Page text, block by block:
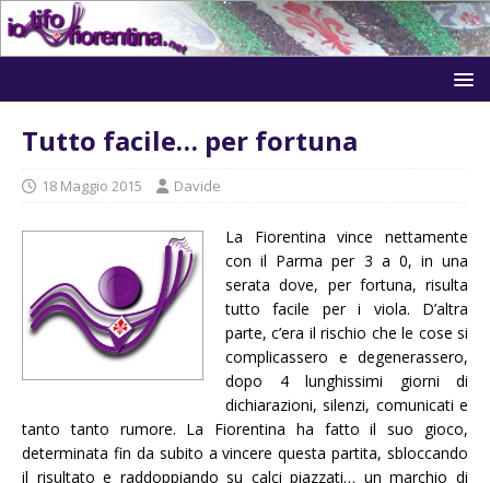
Tutto facile… per fortuna
18 Maggio 2015 Davide
La Fiorentina vince nettamente
con il Parma per 3 a 0, in una
serata dove, per fortuna, risulta
tutto facile per i viola. D’altra
parte, c’era il rischio che le cose si
complicassero e degenerassero,
dopo 4 lunghissimi giorni di
dichiarazioni, silenzi, comunicati e
tanto tanto rumore. La Fiorentina ha fatto il suo gioco,
determinata fin da subito a vincere questa partita, sbloccando
il risultato e raddoppiando su calci piazzati… un marchio di